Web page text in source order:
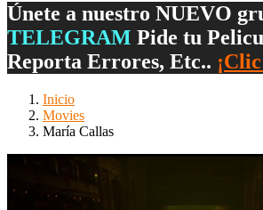
Únete a nuestro NUEVO
TELEGRAM Pide tu
Reporta Errores, Etc..
Inicio
Movies
María Callas